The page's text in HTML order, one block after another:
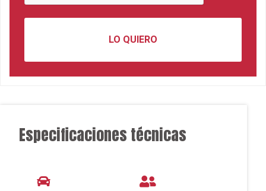
Especificaciones técnicas